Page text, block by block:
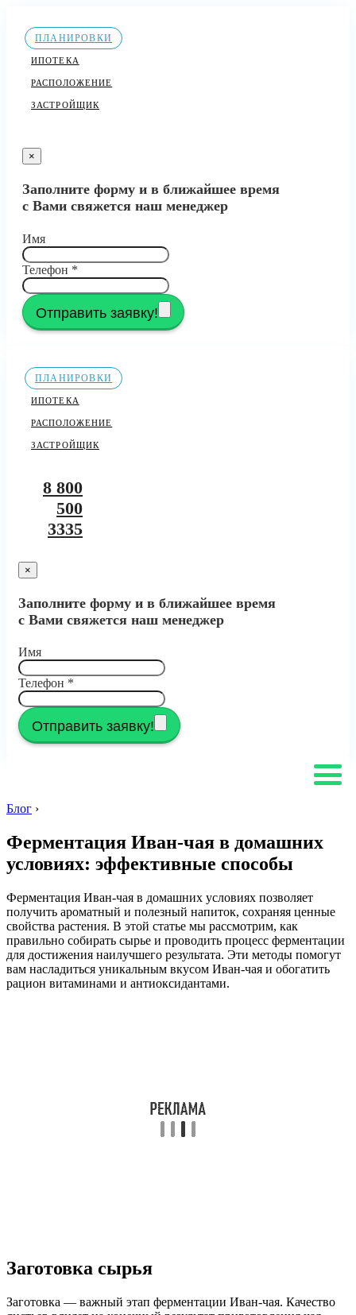
ПЛАНИРОВКИ
ИПОТЕКА
РАСПОЛОЖЕНИЕ
ЗАСТРОЙЩИК
×
Заполните форму и в ближайшее время
с Вами свяжется наш менеджер
Имя
Телефон *
Отправить заявку!
ПЛАНИРОВКИ
ИПОТЕКА
РАСПОЛОЖЕНИЕ
ЗАСТРОЙЩИК
8 800
500
3335
×
Заполните форму и в ближайшее время
с Вами свяжется наш менеджер
Имя
Телефон *
Отправить заявку!
Блог ›
Ферментация Иван-чая в домашних
условиях: эффективные способы
Ферментация Иван-чая в домашних условиях позволяет
получить ароматный и полезный напиток, сохраняя ценные
свойства растения. В этой статье мы рассмотрим, как
правильно собирать сырье и проводить процесс ферментации
для достижения наилучшего результата. Эти методы помогут
вам насладиться уникальным вкусом Иван-чая и обогатить
рацион витаминами и антиоксидантами.
Заготовка сырья
Заготовка — важный этап ферментации Иван-чая. Качество